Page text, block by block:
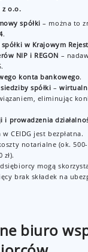
z o.o.
spółki – można to
.
w Krajowym
NIP i REGON –
konta bankowego.
spółki –
eliminując
i prowadzenia
CEIDG jest bezpłatna.
notarialne (ok. 500-
zł).
mogą
brak składek na
biuro